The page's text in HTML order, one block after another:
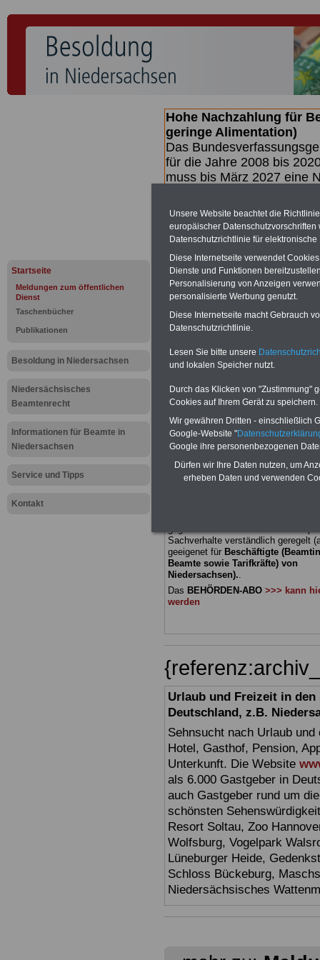
Startseite
Meldungen zum öffentlichen
Dienst
Taschenbücher
Publikationen
Besoldung in Niedersachsen
Niedersächsisches
Beamtenrecht
Informationen für Beamte in
Niedersachsen
Service und Tipps
Kontakt
Hohe Nachzahlung für
geringe Alimentation)
Das
für die Jahre 2008 bis
muss bis März 2027 eine
(Beamte &
geben (Medienberichten
mind.3.000 und 13.000
hierzu eine Broschüre
des Gesetzentwurfs der
(wahrscheinlich im
Broschüre.
Meldung
BEHÖRDEN-ABO
mit 3 Ratgebern
22,50 Euro: Wissenswertes für
Sachverhalte verständlich geregelt
geeigenet für Beschäftigte
Beamte sowie Tarifkräfte) von
Niedersachsen)..
Das BEHÖRDEN-ABO >>> kann
werden
Urlaub und Freizeit in
Deutschland, z.B.
Sehnsucht nach Urlaub
Hotel, Gasthof, Pension,
Unterkunft. Die Website
als 6.000 Gastgeber in
auch Gastgeber rund um
schönsten
Resort Soltau, Zoo
Wolfsburg, Vogelpark
Lüneburger Heide,
Schloss Bückeburg,
Niedersächsisches
Unsere Website beachtet die
europäischer
Datenschutzrichtlinie für
Diese Internetseite verwendet
Dienste und Funktionen
Personalisierung von Anzeigen
personalisierte Werbung genutzt.
Diese Internetseite macht Gebrauch
Datenschutzrichtlinie.
Lesen Sie bitte unsere
und lokalen Speicher nutzt.
Durch das Klicken von "Zustimmung"
Cookies auf Ihrem Gerät zu speichern.
Wir gewähren Dritten - einschließlich
Google-Website "
Google ihre personenbezogenen
Dürfen wir Ihre Daten nutzen, um
erheben Daten und verwenden